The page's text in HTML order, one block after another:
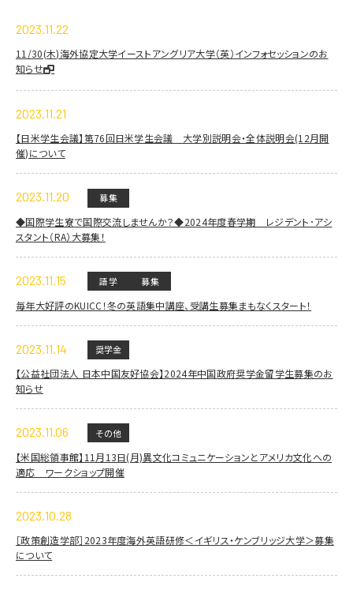
2023.11.22
11/30(木)海外協定大学イーストアングリア大学（英）インフォセッションのお
知らせ
2023.11.21
【日米学生会議】第76回日米学生会議 大学別説明会・全体説明会(12月開
催)について
2023.11.20 募集
◆国際学生寮で国際交流しませんか？◆2024年度春学期 レジデント･アシ
スタント（RA）大募集！
2023.11.15 語学 募集
毎年大好評のKUICC！冬の英語集中講座、受講生募集まもなくスタート！
2023.11.14 奨学金
【公益社団法人 日本中国友好協会】2024年中国政府奨学金留学生募集のお
知らせ
2023.11.06 その他
【米国総領事館】11月13日(月)異文化コミュニケーションとアメリカ文化への
適応 ワークショップ開催
2023.10.28
［政策創造学部］2023年度海外英語研修＜イギリス・ケンブリッジ大学＞募集
について